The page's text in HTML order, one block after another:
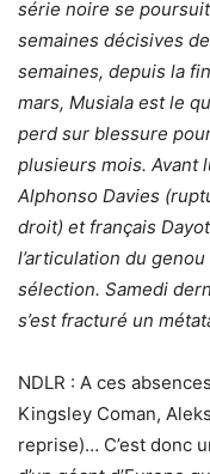
série noire se
semaines décisives
semaines, depuis la
mars, Musiala est le
perd sur blessure
plusieurs mois. Avant
Alphonso Davies
droit) et français
l’articulation du
sélection. Samedi
s’est fracturé un
NDLR : A ces
Kingsley Coman,
reprise)… C’est donc